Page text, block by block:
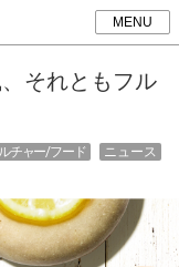
MENU
それともフル
ニュース
チャー/フード